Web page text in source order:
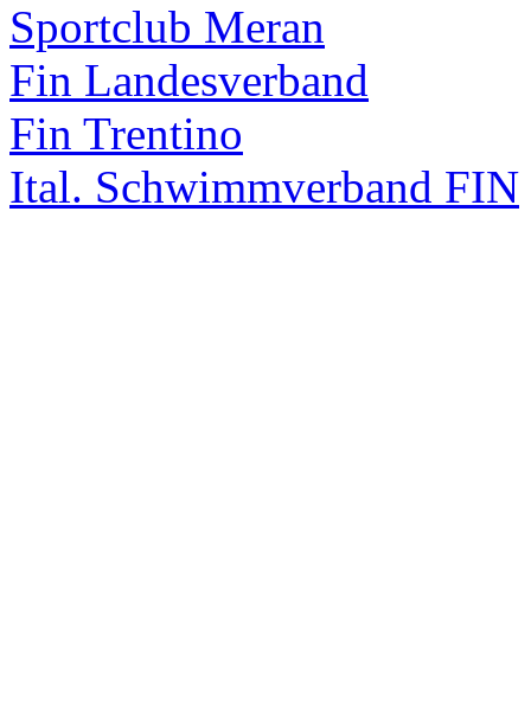
Sportclub Meran
Fin Landesverband
Fin Trentino
Ital. Schwimmverband FIN